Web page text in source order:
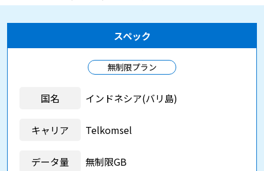
スペック
無制限プラン
国名 インドネシア(バリ島)
キャリア Telkomsel
データ量 無制限GB